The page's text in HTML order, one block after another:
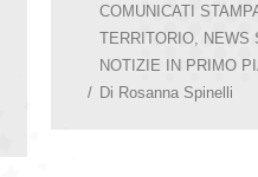
COMUNICATI
TERRITORIO
NEWS
NOTIZIE IN PRIMO
Di Rosanna Spinelli